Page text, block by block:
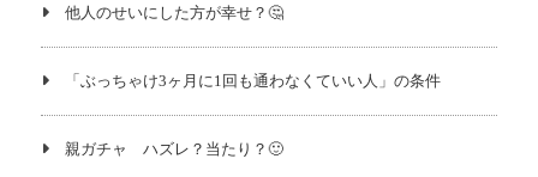
他人のせいにした方が幸せ？🤔
「ぶっちゃけ3ヶ月に1回も通わなくていい人」の条件
親ガチャ ハズレ？当たり？🙂